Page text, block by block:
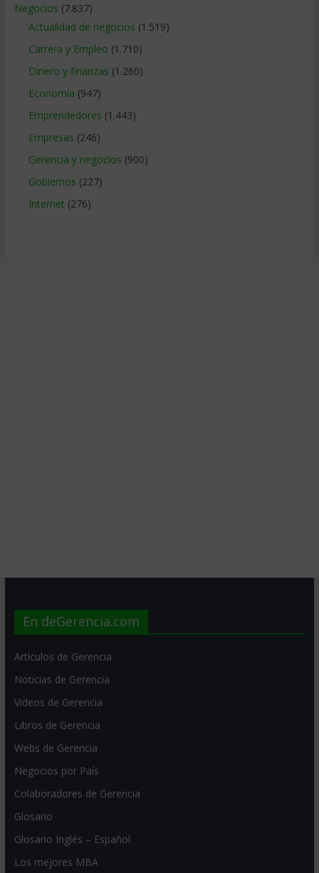
Negocios (7.837)
Actualidad de negocios (1.519)
Carrera y Empleo (1.710)
Dinero y finanzas (1.260)
Economía (947)
Emprendedores (1.443)
Empresas (246)
Gerencia y negocios (900)
Gobiernos (227)
Internet (276)
En deGerencia.com
Artículos de Gerencia
Noticias de Gerencia
Videos de Gerencia
Libros de Gerencia
Webs de Gerencia
Negocios por País
Colaboradores de Gerencia
Glosario
Glosario Inglés – Español
Los mejores MBA